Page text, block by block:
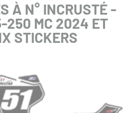
À N° INCRUSTÉ -
250 MC 2024 ET
STICKERS